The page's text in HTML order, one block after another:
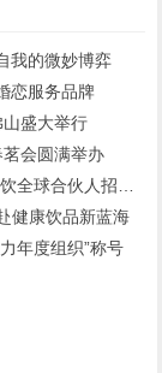
我的微妙博弈
恋服务品牌
盛大举行
会圆满举办
伙人招募启动”
健康饮品新蓝海
年度组织”称号